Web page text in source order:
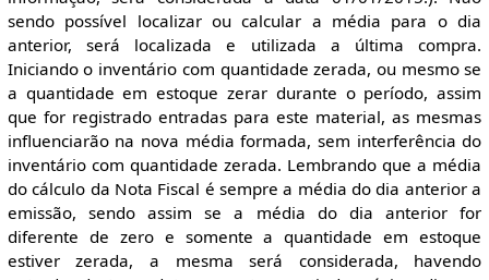
sendo possível localizar ou calcular a média para o dia
anterior, será localizada e utilizada a última compra.
Iniciando o inventário com quantidade zerada, ou mesmo se
a quantidade em estoque zerar durante o período, assim
que for registrado entradas para este material, as mesmas
influenciarão na nova média formada, sem interferência do
inventário com quantidade zerada. Lembrando que a média
do cálculo da Nota Fiscal é sempre a média do dia anterior a
emissão, sendo assim se a média do dia anterior for
diferente de zero e somente a quantidade em estoque
estiver zerada, a mesma será considerada, havendo